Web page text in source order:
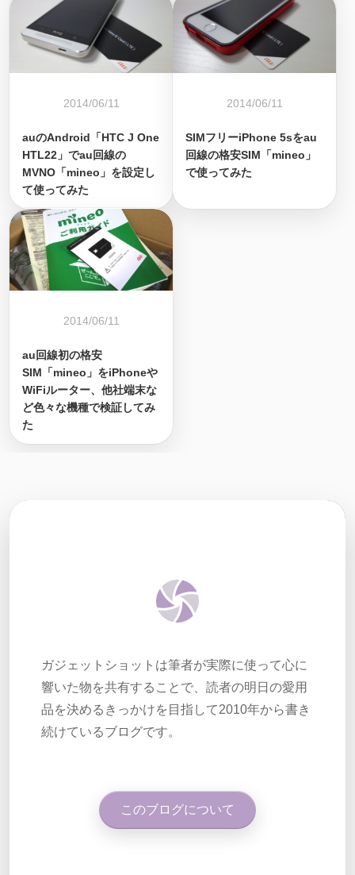
2014/06/11
auのAndroid「HTC J One
HTL22」でau回線の
MVNO「mineo」を設定し
て使ってみた
2014/06/11
SIMフリーiPhone 5sをau
回線の格安SIM「mineo」
で使ってみた
2014/06/11
au回線初の格安
SIM「mineo」をiPhoneや
WiFiルーター、他社端末な
ど色々な機種で検証してみ
た
ガジェットショットは筆者が実際に使って心に
響いた物を共有することで、読者の明日の愛用
品を決めるきっかけを目指して2010年から書き
続けているブログです。
このブログについて